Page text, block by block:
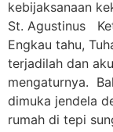
kebijaksanaan
St. Agustinus
Engkau tahu,
terjadilah dan
mengaturnya.
dimuka jendela
rumah di tepi